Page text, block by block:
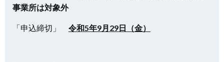
事業所は対象外
「申込締切」 令和5年9月29日（金）